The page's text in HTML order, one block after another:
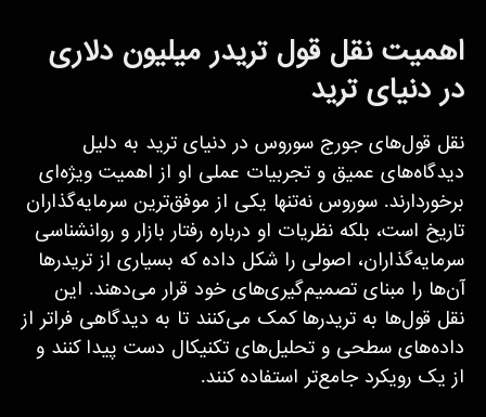
اهمیت نقل قول تریدر میلیون دلاری
در دنیای ترید
نقل قول‌های جورج سوروس در دنیای ترید به دلیل
دیدگاه‌های عمیق و تجربیات عملی او از اهمیت ویژه‌ای
برخوردارند. سوروس نه‌تنها یکی از موفق‌ترین سرمایه‌گذاران
تاریخ است، بلکه نظریات او درباره رفتار بازار و روانشناسی
سرمایه‌گذاران، اصولی را شکل داده که بسیاری از تریدرها
آن‌ها را مبنای تصمیم‌گیری‌های خود قرار می‌دهند. این
نقل قول‌ها به تریدرها کمک می‌کنند تا به دیدگاهی فراتر از
داده‌های سطحی و تحلیل‌های تکنیکال دست پیدا کنند و
از یک رویکرد جامع‌تر استفاده کنند.